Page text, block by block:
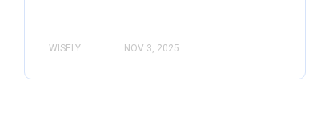
WISELY NOV 3, 2025